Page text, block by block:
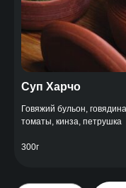
Суп Харчо
Говяжий бульон,
томаты, кинза, петрушка
300г